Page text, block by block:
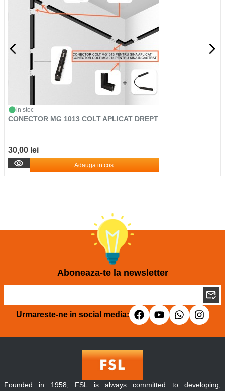
in stoc
CONECTOR MG 1013 COLT APLICAT DREPT
30,00 lei
Adauga in cos
Aboneaza-te la newsletter
Urmareste-ne in social media:
Founded in 1958, FSL is always committed to developing,